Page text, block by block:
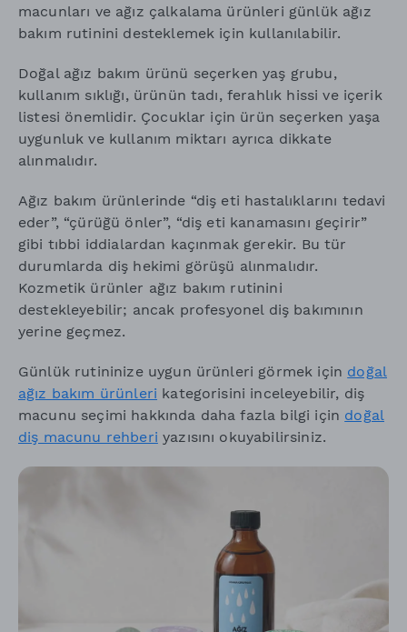
macunları ve ağız çalkalama ürünleri günlük ağız
bakım rutinini desteklemek için kullanılabilir.
Doğal ağız bakım ürünü seçerken yaş grubu,
kullanım sıklığı, ürünün tadı, ferahlık hissi ve içerik
listesi önemlidir. Çocuklar için ürün seçerken yaşa
uygunluk ve kullanım miktarı ayrıca dikkate
alınmalıdır.
Ağız bakım ürünlerinde “diş eti hastalıklarını tedavi
eder”, “çürüğü önler”, “diş eti kanamasını geçirir”
gibi tıbbi iddialardan kaçınmak gerekir. Bu tür
durumlarda diş hekimi görüşü alınmalıdır.
Kozmetik ürünler ağız bakım rutinini
destekleyebilir; ancak profesyonel diş bakımının
yerine geçmez.
Günlük rutininize uygun ürünleri görmek için doğal
ağız bakım ürünleri kategorisini inceleyebilir, diş
macunu seçimi hakkında daha fazla bilgi için doğal
diş macunu rehberi yazısını okuyabilirsiniz.